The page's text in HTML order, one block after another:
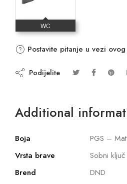
Postavite pitanje u vezi
Podijelite
Additional
Boja
PGS –
Vrsta brave
Sobni ključ
Brend
DND